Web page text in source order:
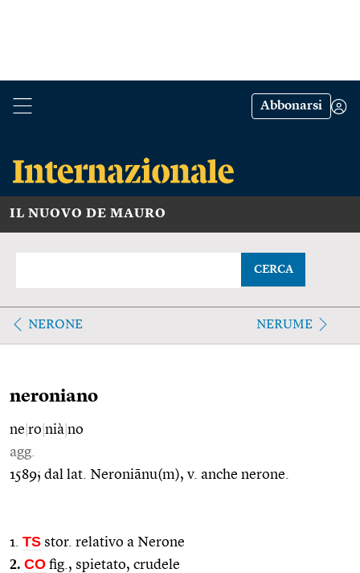
Abbonarsi
IL NUOVO DE MAURO
CERCA
NERONE NERUME
neroniano
ne ro nià no
agg.
1589; dal lat. Neroniānu(m), v. anche nerone.
1. TS stor. relativo a Nerone
2. CO fig., spietato, crudele